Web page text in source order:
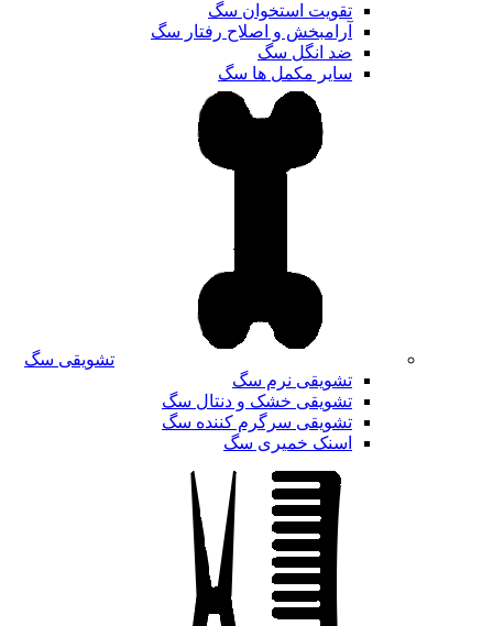
تقویت استخوان سگ
آرامبخش و اصلاح رفتار سگ
ضد انگل سگ
سایر مکمل ها سگ
تشویقی سگ
تشویقی نرم سگ
تشویقی خشک و دنتال سگ
تشویقی سرگرم کننده سگ
اسنک خمیری سگ